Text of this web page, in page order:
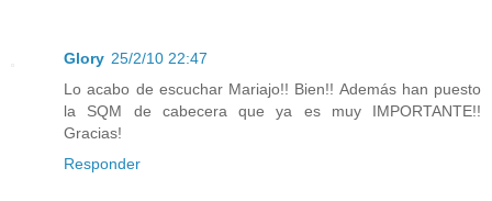
Glory 25/2/10 22:47
Lo acabo de escuchar Mariajo!! Bien!! Además han puesto
la SQM de cabecera que ya es muy IMPORTANTE!!
Gracias!
Responder